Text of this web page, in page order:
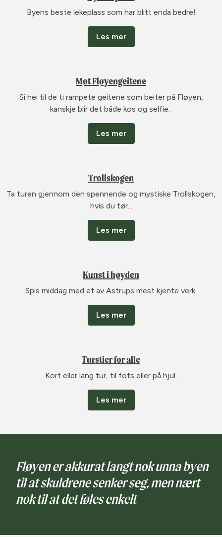
Byens beste lekeplass som har blitt enda bedre!
Les mer
Møt Fløyengeitene
Si hei til de ti rampete geitene som beiter på Fløyen,
kanskje blir det både kos og selfie.
Les mer
Trollskogen
Ta turen gjennom den spennende og mystiske Trollskogen,
hvis du tør...
Les mer
Kunst i høyden
Spis middag med et av Astrups mest kjente verk.
Les mer
Turstier for alle
Kort eller lang tur, til fots eller på hjul.
Les mer
Fløyen er akkurat langt nok unna byen
til at skuldrene senker seg, men nært
nok til at det føles enkelt